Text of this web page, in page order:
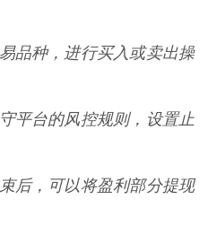
品种，进行买入或卖出操
平台的风控规则，设置止
后，可以将盈利部分提现